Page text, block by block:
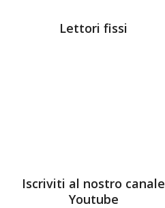
Lettori fissi
Iscriviti al nostro canale
Youtube